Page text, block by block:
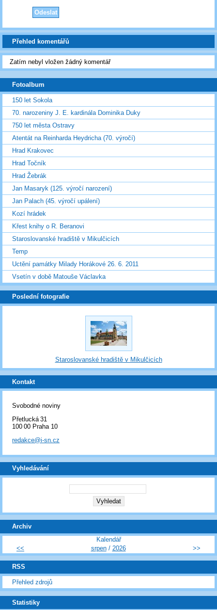
Přehled komentářů
Zatím nebyl vložen žádný komentář
Fotoalbum
150 let Sokola
70. narozeniny J. E. kardinála Dominika Duky
750 let města Ostravy
Atentát na Reinharda Heydricha (70. výročí)
Hrad Krakovec
Hrad Točník
Hrad Žebrák
Jan Masaryk (125. výročí narození)
Jan Palach (45. výročí upálení)
Kozí hrádek
Křest knihy o R. Beranovi
Staroslovanské hradiště v Mikulčicích
Temp
Uctění památky Milady Horákové 26. 6. 2011
Vsetín v době Matouše Václavka
Poslední fotografie
Staroslovanské hradiště v Mikulčicích
Kontakt
Svobodné noviny
Přetlucká 31
100 00 Praha 10
redakce@i-sn.cz
Vyhledávání
Archiv
Kalendář
<<
srpen/ 2026 >>
RSS
Přehled zdrojů
Statistiky